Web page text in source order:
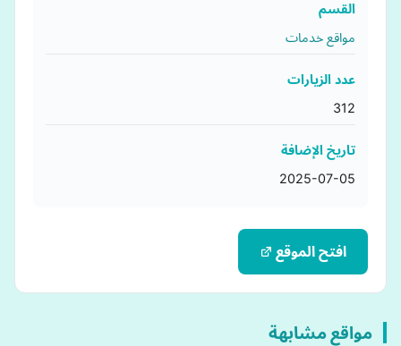
القسم
مواقع خدمات
عدد الزيارات
312
تاريخ الإضافة
2025-07-05
افتح الموقع
مواقع مشابهة